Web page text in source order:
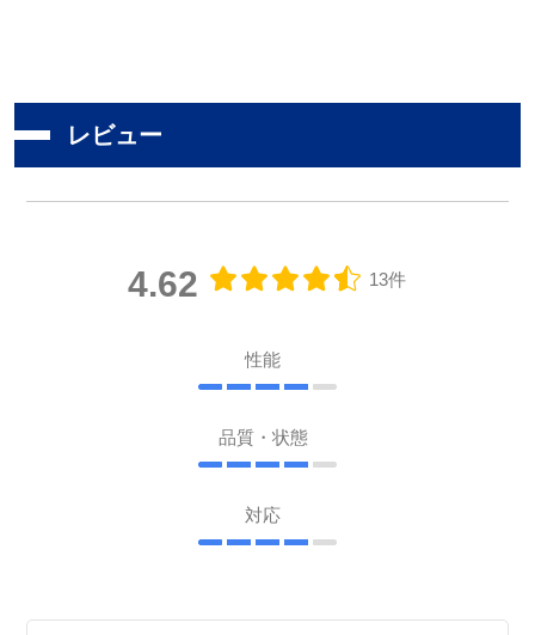
レビュー
4.62 13件
性能
品質・状態
対応